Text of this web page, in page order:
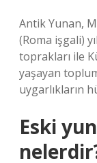
Antik Yunan,
(Roma işgali)
toprakları ile
yaşayan
uygarlıkların
Eski